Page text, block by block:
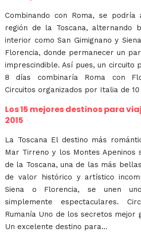
Combinando con Roma, se
región de la Toscana, alternando
interior como San Gimignano y
Florencia, donde permanecer un
imprescindible. Así pues, un circuito
8 días combinaría Roma con
Circuitos organizados por Italia de
Los 15 mejores destinos para
2015
La Toscana El destino más
Mar Tirreno y los Montes Apeninos
de la Toscana, una de las más
de valor histórico y artístico
Siena o Florencia, se unen
simplemente espectaculares.
Rumanía Uno de los secretos mejor
Un excelente destino para...